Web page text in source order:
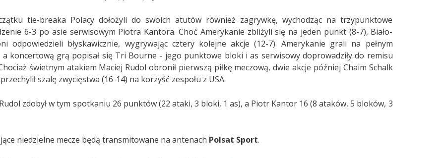
tie-breaka Polacy dołożyli do swoich atutów również zagrywkę, wychodząc na trzypunktowe
6-3 po asie serwisowym Piotra Kantora. Choć Amerykanie zbliżyli się na jeden punkt (8-7), Biało-
odpowiedzieli błyskawicznie, wygrywając cztery kolejne akcje (12-7). Amerykanie grali na pełnym
a koncertową grą popisał się Tri Bourne - jego punktowe bloki i as serwisowy doprowadziły do remisu
świetnym atakiem Maciej Rudol obronił pierwszą piłkę meczową, dwie akcje później Chaim Schalk
szalę zwycięstwa (16-14) na korzyść zespołu z USA.
zdobył w tym spotkaniu 26 punktów (22 ataki, 3 bloki, 1 as), a Piotr Kantor 16 (8 ataków, 5 bloków, 3
niedzielne mecze będą transmitowane na antenach Polsat Sport.